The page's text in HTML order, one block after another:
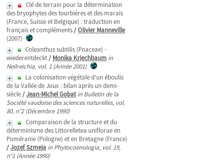
Clé de terrain pour la détermination
des bryophytes des tourbières et des marais
(France, Suisse et Belgique) : traduction en
français et compléments/Olivier Manneville
(2007)
Coleanthus subtilis (Poaceae) -
wiederentdeckt/ Monika Kriechbaum in
Neilreichia, vol. 1 (Année 2001)
La colonisation végétale d'un éboulis
de la Vallée de Joux : bilan après un demi-
siècle/Jean-Michel Gobat in Bulletin de la
Société vaudoise des sciences naturelles, vol.
80, n°2 (Décembre 1990)
Comparaison de la structure et du
déterminisme des Littorelletea uniflorae en
Poméranie (Pologne) et en Bretagne (France)
/Jozef Szmeja in Phytocoenologia, vol. 19,
n°1 (Année 1990)